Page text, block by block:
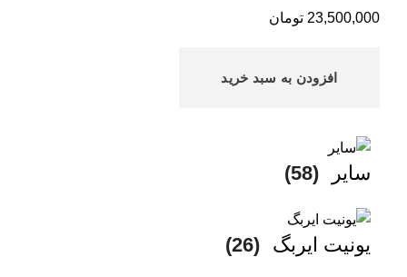
23,500,000 تومان
افزودن به سبد خرید
سایر (58)
یونیت ایربگ (26)